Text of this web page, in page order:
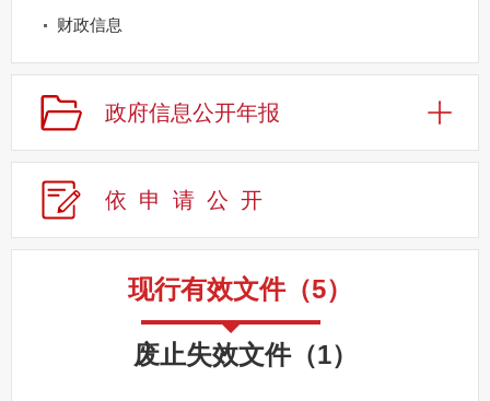
财政信息
重点领域公开
规划信息
建议提案办理
公务员及事业单位招录
应急管理
回应关切
其他法定信息
政府信息公开年报
依申请公 开
现行有效文件（5）
废止失效文件（1）